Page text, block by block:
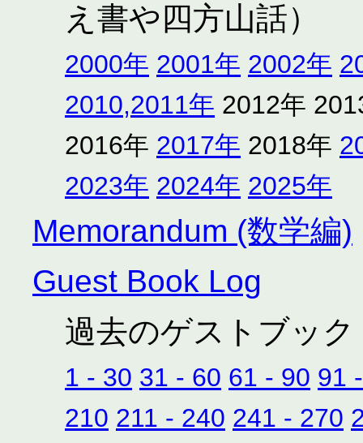
え書や四方山話）
2000年 2001年 2002年
2010,2011年 2012年
2016年 2017年 2018年
2023年 2024年 2025年
Memorandum (数学編)
Guest Book Log
過去のゲストブック
1 - 30 31 - 60 61 - 90 91
210 211 - 240 241 - 270